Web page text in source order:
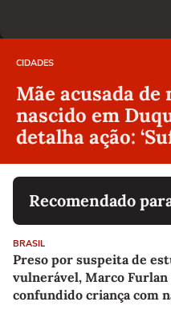
CIDADES
Mãe acusada
nascido em
detalha ação:
Recomendado
BRASIL
Preso por suspeita de
vulnerável, Marco
confundido criança com